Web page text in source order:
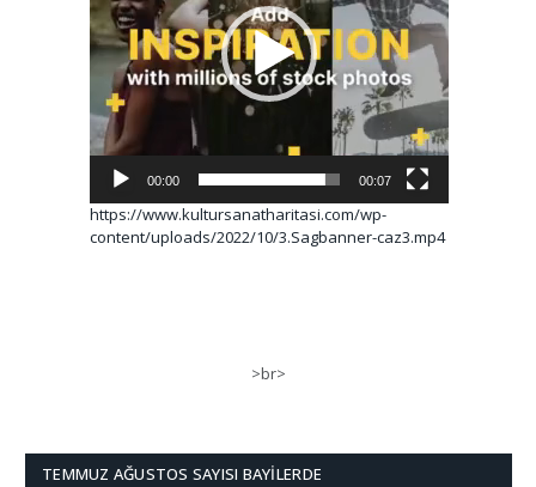
00:00 00:07
https://www.kultursanatharitasi.com/wp-
content/uploads/2022/10/3.Sagbanner-caz3.mp4
>br>
TEMMUZ AĞUSTOS SAYISI BAYILERDE